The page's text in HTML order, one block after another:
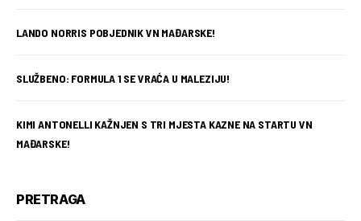
LANDO NORRIS POBJEDNIK VN MAĐARSKE!
SLUŽBENO: FORMULA 1 SE VRAĆA U MALEZIJU!
KIMI ANTONELLI KAŽNJEN S TRI MJESTA KAZNE NA STARTU VN
MAĐARSKE!
PRETRAGA